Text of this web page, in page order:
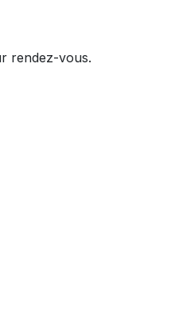
rendez-vous.